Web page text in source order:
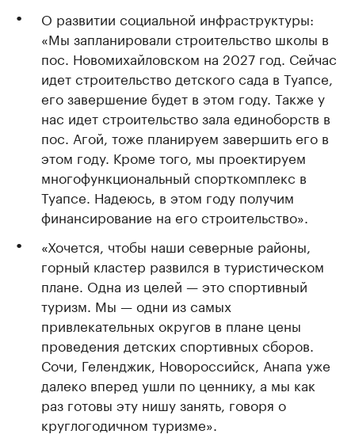
О развитии социальной инфраструктуры:
«Мы запланировали строительство школы в
пос. Новомихайловском на 2027 год. Сейчас
идет строительство детского сада в Туапсе,
его завершение будет в этом году. Также у
нас идет строительство зала единоборств в
пос. Агой, тоже планируем завершить его в
этом году. Кроме того, мы проектируем
многофункциональный спорткомплекс в
Туапсе. Надеюсь, в этом году получим
финансирование на его строительство».
«Хочется, чтобы наши северные районы,
горный кластер развился в туристическом
плане. Одна из целей — это спортивный
туризм. Мы — одни из самых
привлекательных округов в плане цены
проведения детских спортивных сборов.
Сочи, Геленджик, Новороссийск, Анапа уже
далеко вперед ушли по ценнику, а мы как
раз готовы эту нишу занять, говоря о
круглогодичном туризме».